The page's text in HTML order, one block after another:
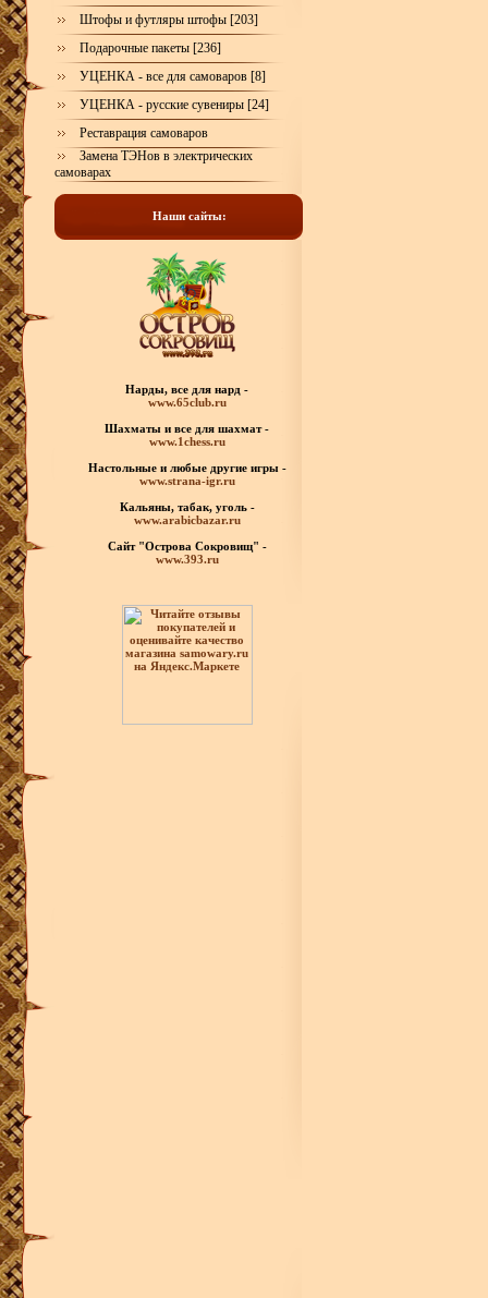
Штофы и футляры штофы [203]
Подарочные пакеты [236]
УЦЕНКА - все для самоваров [8]
УЦЕНКА - русские сувениры [24]
Реставрация самоваров
Замена ТЭНов в электрических
самоварах
Наши сайты:
Нарды, все для нард -
www.65club.ru
Шахматы и все для шахмат -
www.1chess.ru
Настольные и любые другие игры -
www.strana-igr.ru
Кальяны, табак, уголь -
www.arabicbazar.ru
Сайт "Острова Сокровищ" -
www.393.ru